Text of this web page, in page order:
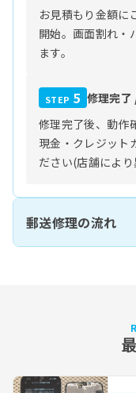
お見積もり金額に
開始。画面割れ・
ます。
STEP 5 修理完了
修理完了後、動作
現金・クレジット
ださい(店舗により
郵送修理の流れ